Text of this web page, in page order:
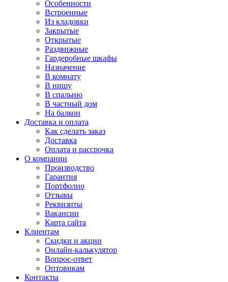
Особенности
Встроенные
Из кладовки
Закрытые
Открытые
Раздвижные
Гардеробные шкафы
Назначение
В комнату
В нишу
В спальню
В частный дом
На балкон
Доставка и оплата
Как сделать заказ
Доставка
Оплата и рассрочка
О компании
Производство
Гарантия
Портфолио
Отзывы
Реквизиты
Вакансии
Карта сайта
Клиентам
Скидки и акции
Онлайн-калькулятор
Вопрос-ответ
Оптовикам
Контакты